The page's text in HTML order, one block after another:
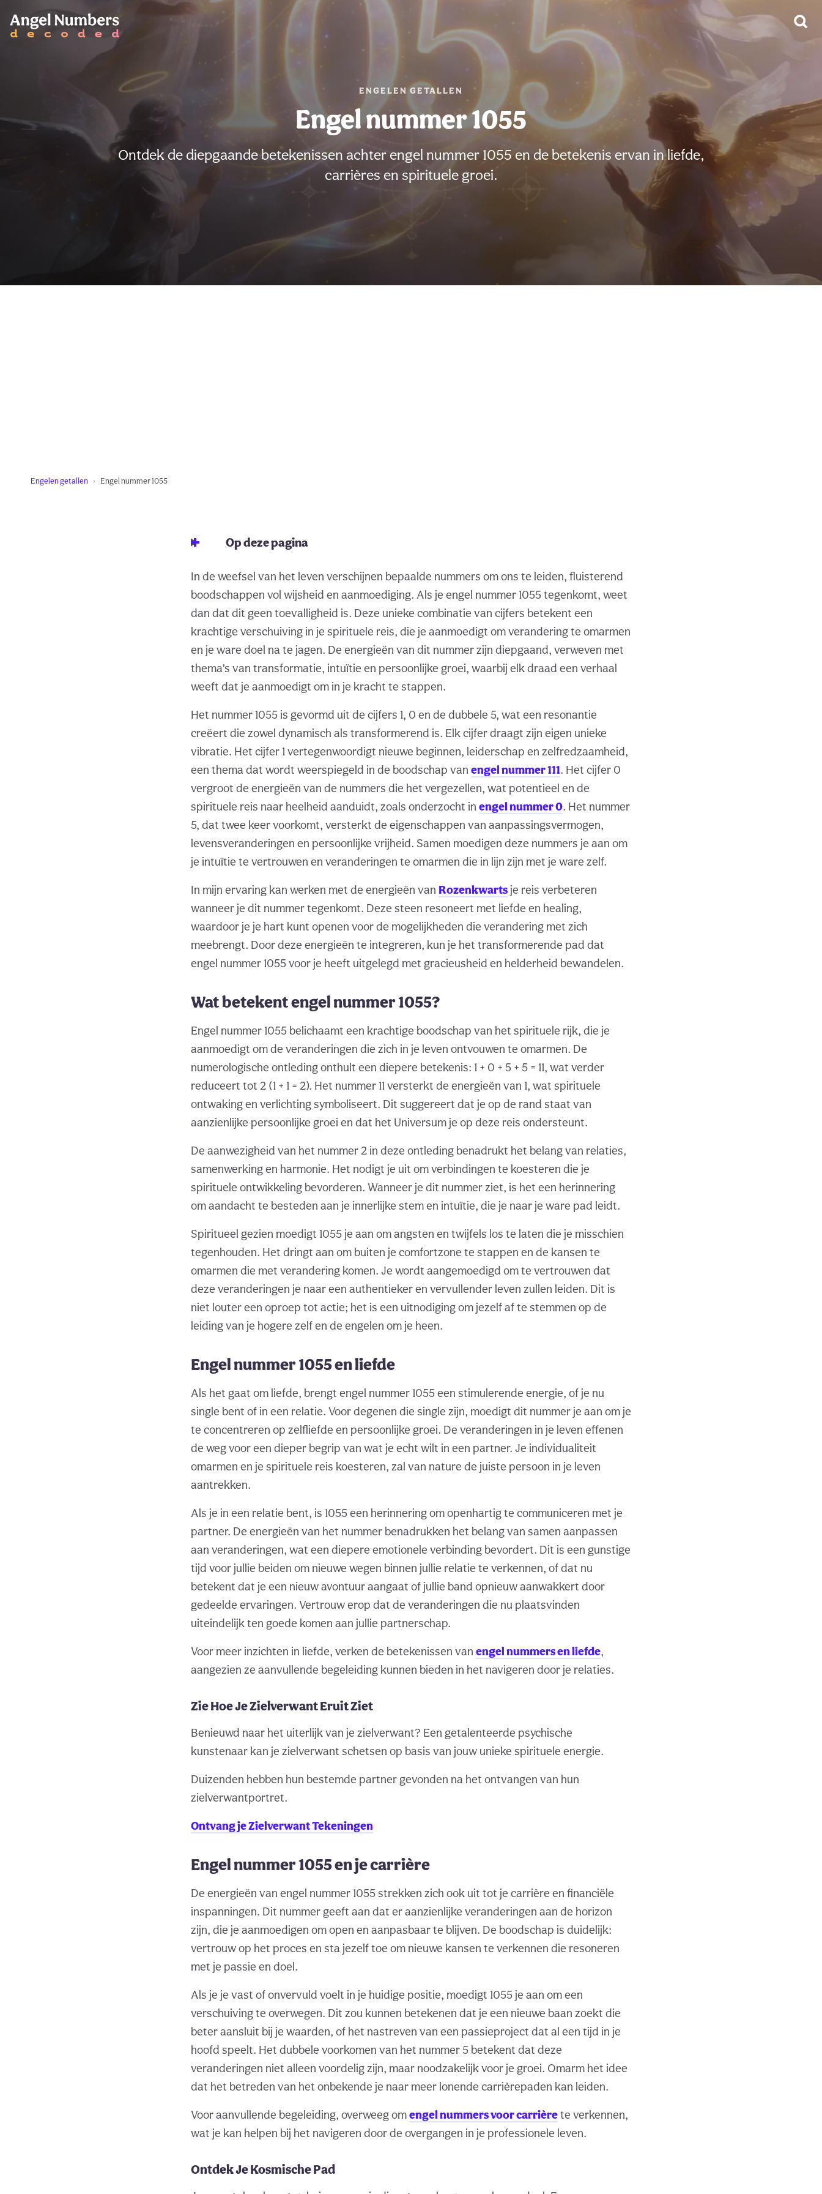
ENGELEN GETALLEN
Engel nummer 1055
Ontdek de diepgaande betekenissen achter engel nummer 1055 en de betekenis ervan in liefde,
carrières en spirituele groei.
Engelen getallen Engel nummer 1055
Op deze pagina
In de weefsel van het leven verschijnen bepaalde nummers om ons te leiden, fluisterend
boodschappen vol wijsheid en aanmoediging. Als je engel nummer 1055 tegenkomt, weet
dan dat dit geen toevalligheid is. Deze unieke combinatie van cijfers betekent een
krachtige verschuiving in je spirituele reis, die je aanmoedigt om verandering te omarmen
en je ware doel na te jagen. De energieën van dit nummer zijn diepgaand, verweven met
thema’s van transformatie, intuïtie en persoonlijke groei, waarbij elk draad een verhaal
weeft dat je aanmoedigt om in je kracht te stappen.
Het nummer 1055 is gevormd uit de cijfers 1, 0 en de dubbele 5, wat een resonantie
creëert die zowel dynamisch als transformerend is. Elk cijfer draagt zijn eigen unieke
vibratie. Het cijfer 1 vertegenwoordigt nieuwe beginnen, leiderschap en zelfredzaamheid,
een thema dat wordt weerspiegeld in de boodschap van engel nummer 111. Het cijfer 0
vergroot de energieën van de nummers die het vergezellen, wat potentieel en de
spirituele reis naar heelheid aanduidt, zoals onderzocht in engel nummer 0. Het nummer
5, dat twee keer voorkomt, versterkt de eigenschappen van aanpassingsvermogen,
levensveranderingen en persoonlijke vrijheid. Samen moedigen deze nummers je aan om
je intuïtie te vertrouwen en veranderingen te omarmen die in lijn zijn met je ware zelf.
In mijn ervaring kan werken met de energieën van Rozenkwartsje reis verbeteren
wanneer je dit nummer tegenkomt. Deze steen resoneert met liefde en healing,
waardoor je je hart kunt openen voor de mogelijkheden die verandering met zich
meebrengt. Door deze energieën te integreren, kun je het transformerende pad dat
engel nummer 1055 voor je heeft uitgelegd met gracieusheid en helderheid bewandelen.
Wat betekent engel nummer 1055?
Engel nummer 1055 belichaamt een krachtige boodschap van het spirituele rijk, die je
aanmoedigt om de veranderingen die zich in je leven ontvouwen te omarmen. De
numerologische ontleding onthult een diepere betekenis: 1 + 0 + 5 + 5 = 11, wat verder
reduceert tot 2 (1 + 1 = 2). Het nummer 11 versterkt de energieën van 1, wat spirituele
ontwaking en verlichting symboliseert. Dit suggereert dat je op de rand staat van
aanzienlijke persoonlijke groei en dat het Universum je op deze reis ondersteunt.
De aanwezigheid van het nummer 2 in deze ontleding benadrukt het belang van relaties,
samenwerking en harmonie. Het nodigt je uit om verbindingen te koesteren die je
spirituele ontwikkeling bevorderen. Wanneer je dit nummer ziet, is het een herinnering
om aandacht te besteden aan je innerlijke stem en intuïtie, die je naar je ware pad leidt.
Spiritueel gezien moedigt 1055 je aan om angsten en twijfels los te laten die je misschien
tegenhouden. Het dringt aan om buiten je comfortzone te stappen en de kansen te
omarmen die met verandering komen. Je wordt aangemoedigd om te vertrouwen dat
deze veranderingen je naar een authentieker en vervullender leven zullen leiden. Dit is
niet louter een oproep tot actie; het is een uitnodiging om jezelf af te stemmen op de
leiding van je hogere zelf en de engelen om je heen.
Engel nummer 1055 en liefde
Als het gaat om liefde, brengt engel nummer 1055 een stimulerende energie, of je nu
single bent of in een relatie. Voor degenen die single zijn, moedigt dit nummer je aan om je
te concentreren op zelfliefde en persoonlijke groei. De veranderingen in je leven effenen
de weg voor een dieper begrip van wat je echt wilt in een partner. Je individualiteit
omarmen en je spirituele reis koesteren, zal van nature de juiste persoon in je leven
aantrekken.
Als je in een relatie bent, is 1055 een herinnering om openhartig te communiceren met je
partner. De energieën van het nummer benadrukken het belang van samen aanpassen
aan veranderingen, wat een diepere emotionele verbinding bevordert. Dit is een gunstige
tijd voor jullie beiden om nieuwe wegen binnen jullie relatie te verkennen, of dat nu
betekent dat je een nieuw avontuur aangaat of jullie band opnieuw aanwakkert door
gedeelde ervaringen. Vertrouw erop dat de veranderingen die nu plaatsvinden
uiteindelijk ten goede komen aan jullie partnerschap.
Voor meer inzichten in liefde, verken de betekenissen van engel nummers en liefde,
aangezien ze aanvullende begeleiding kunnen bieden in het navigeren door je relaties.
Zie Hoe Je Zielverwant Eruit Ziet
Benieuwd naar het uiterlijk van je zielverwant? Een getalenteerde psychische
kunstenaar kan je zielverwant schetsen op basis van jouw unieke spirituele energie.
Duizenden hebben hun bestemde partner gevonden na het ontvangen van hun
zielverwantportret.
Ontvang je Zielverwant Tekeningen
Engel nummer 1055 en je carrière
De energieën van engel nummer 1055 strekken zich ook uit tot je carrière en financiële
inspanningen. Dit nummer geeft aan dat er aanzienlijke veranderingen aan de horizon
zijn, die je aanmoedigen om open en aanpasbaar te blijven. De boodschap is duidelijk:
vertrouw op het proces en sta jezelf toe om nieuwe kansen te verkennen die resoneren
met je passie en doel.
Als je je vast of onvervuld voelt in je huidige positie, moedigt 1055 je aan om een
verschuiving te overwegen. Dit zou kunnen betekenen dat je een nieuwe baan zoekt die
beter aansluit bij je waarden, of het nastreven van een passieproject dat al een tijd in je
hoofd speelt. Het dubbele voorkomen van het nummer 5 betekent dat deze
veranderingen niet alleen voordelig zijn, maar noodzakelijk voor je groei. Omarm het idee
dat het betreden van het onbekende je naar meer lonende carrièrepaden kan leiden.
Voor aanvullende begeleiding, overweeg omengel nummers voor carrièrete verkennen,
wat je kan helpen bij het navigeren door de overgangen in je professionele leven.
Ontdek Je Kosmische Pad